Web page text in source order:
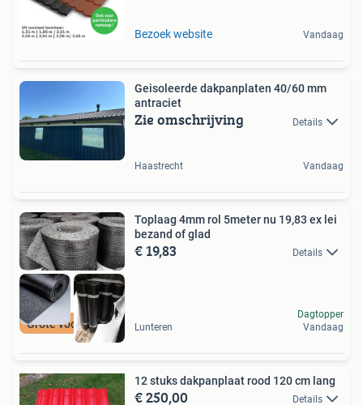
Bezoek website Vandaag
Geisoleerde dakpanplaten 40/60 mm
antraciet
Zie omschrijving Details
Haastrecht Vandaag
Grote voorraad iko
Toplaag 4mm rol 5meter nu 19,83 ex lei
bezand of glad
€ 19,83 Details
Lunteren
Dagtopper
Vandaag
12 stuks dakpanplaat rood 120 cm lang
€ 250,00 Details